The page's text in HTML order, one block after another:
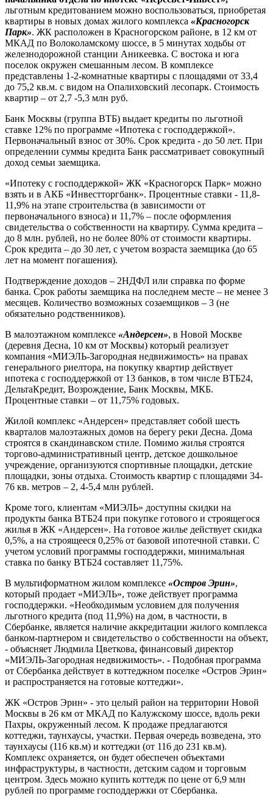
льготным кредитованием можно воспользоваться, приобретая
квартиры в новых домах жилого комплекса «Красногорск
Парк». ЖК расположен в Красногорском районе, в 12 км от
МКАД по Волоколамскому шоссе, в 5 минутах ходьбы от
железнодорожной станции Аникеевка. С востока и юга
поселок окружен смешанным лесом. В комплексе
представлены 1-2-комнатные квартиры с площадями от 33,4
до 75,2 кв.м. с видом на Опалиховский лесопарк. Стоимость
квартир – от 2,7 -5,3 млн руб.
Банк Москвы (группа ВТБ) выдает кредиты по льготной
ставке 12% по программе «Ипотека с господдержкой».
Первоначальный взнос от 30%. Срок кредита - до 50 лет. При
определении суммы кредита Банк рассматривает совокупный
доход семьи заемщика.
«Ипотеку с господдержкой» ЖК «Красногорск Парк» можно
взять и в АКБ «Инвестторгбанк». Процентные ставки - 11,8-
11,9% на этапе строительства (в зависимости от
первоначального взноса) и 11,7% – после оформления
свидетельства о собственности на квартиру. Сумма кредита –
до 8 млн. рублей, но не более 80% от стоимости квартиры.
Срок кредита – до 30 лет, с учетом возраста заемщика (до 65
лет на момент погашения).
Подтверждение доходов – 2НДФЛ или справка по форме
банка. Срок работы заемщика на последнем месте – не менее 3
месяцев. Количество возможных созаемщиков – 3 (не
обязательно родственников).
В малоэтажном комплексе «Андерсен», в Новой Москве
(деревня Десна, 10 км от Москвы) который реализует
компания «МИЭЛЬ-Загородная недвижимость» на правах
генерального риелтора, на покупку квартир действует
ипотека с господдержкой от 13 банков, в том числе ВТБ24,
ДельтаКредит, Возрождение, Банк Москвы, МКБ.
Процентные ставки – от 11,75% годовых.
Жилой комплекс «Андерсен» представляет собой шесть
кварталов малоэтажных домов на берегу реки Десна. Дома
строятся в скандинавском стиле. Помимо жилья строятся
торгово-административный центр, детское дошкольное
учреждение, организуются спортивные площадки, детские
площадки, зоны отдыха. Стоимость квартир с площадями 34-
76 кв. метров – 2, 4-5,4 млн рублей.
Кроме того, клиентам «МИЭЛЬ» доступны скидки на
продукты банка ВТБ24 при покупке готового и строящегося
жилья в ЖК «Андерсен». На готовое жилье действует скидка
0,5%, а на строящееся 0,25% от базовой ипотечной ставки. С
учетом условий программы господдержки, минимальная
ставка по банку ВТБ24 составляет 11,75%.
В мультиформатном жилом комплексе «Остров Эрин»,
который продает «МИЭЛЬ», тоже действует программа
господдержки. «Необходимым условием для получения
льготного кредита (под 11,9%) на дом, в частности, в
Сбербанке, является наличие аккредитации жилого комплекса
банком-партнером и свидетельство о собственности на объект,
- объясняет Людмила Цветкова, финансовый директор
«МИЭЛЬ-Загородная недвижимость». - Подобная программа
от Сбербанка действует в коттеджном поселке «Остров Эрин»
и распространяется на готовые коттеджи».
ЖК «Остров Эрин» - это целый район на территории Новой
Москвы в 26 км от МКАД по Калужскому шоссе, вдоль реки
Пахры, окруженный лесом. К продаже предлагаются
коттеджи, таунхаусы, участки. Первая очередь возведена, это
таунхаусы (116 кв.м) и коттеджи (от 116 до 231 кв.м).
Комплекс охраняется, он будет обеспечен объектами
инфраструктуры, в частности, детским садом и торговым
центром. Здесь можно купить коттедж по цене от 6,9 млн
рублей по программе господдержки от Сбербанка.